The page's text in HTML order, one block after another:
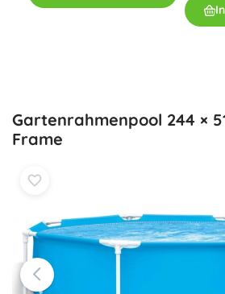
Gartenrahmenpool 244 ×
Frame